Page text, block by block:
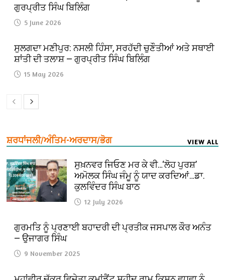
ਗੁਰਪ੍ਰੀਤ ਸਿੰਘ ਬਿਲਿੰਗ
5 June 2026
ਸੁਲਗਦਾ ਮਣੀਪੁਰ: ਨਸਲੀ ਹਿੰਸਾ, ਸਰਹੱਦੀ ਚੁਣੌਤੀਆਂ ਅਤੇ ਸਥਾਈ
ਸ਼ਾਂਤੀ ਦੀ ਤਲਾਸ਼ — ਗੁਰਪ੍ਰੀਤ ਸਿੰਘ ਬਿਲਿੰਗ
15 May 2026
ਸ਼ਰਧਾਂਜਲੀ/ਅੰਤਿਮ-ਅਰਦਾਸ/ਭੋਗ VIEW ALL
ਸੁਖ਼ਨਵਰ ਜਿਓਣ ਮਰ ਕੇ ਵੀ…‘ਲੋਹ ਪੁਰਸ਼’
ਅਮੋਲਕ ਸਿੰਘ ਜੰਮੂ ਨੂੰ ਯਾਦ ਕਰਦਿਆਂ…ਡਾ.
ਕੁਲਵਿੰਦਰ ਸਿੰਘ ਬਾਠ
12 July 2026
ਗੁਰਮਤਿ ਨੂੰ ਪ੍ਰਣਾਈ ਬਹਾਦਰੀ ਦੀ ਪ੍ਰਤੀਕ ਜਸਪਾਲ ਕੌਰ ਅਨੰਤ
— ਉਜਾਗਰ ਸਿੰਘ
9 November 2025